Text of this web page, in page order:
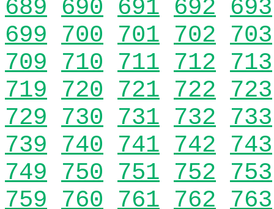
689 690 691 692 693
699 700 701 702 703
709 710 711 712 713
719 720 721 722 723
729 730 731 732 733
739 740 741 742 743
749 750 751 752 753
759 760 761 762 763